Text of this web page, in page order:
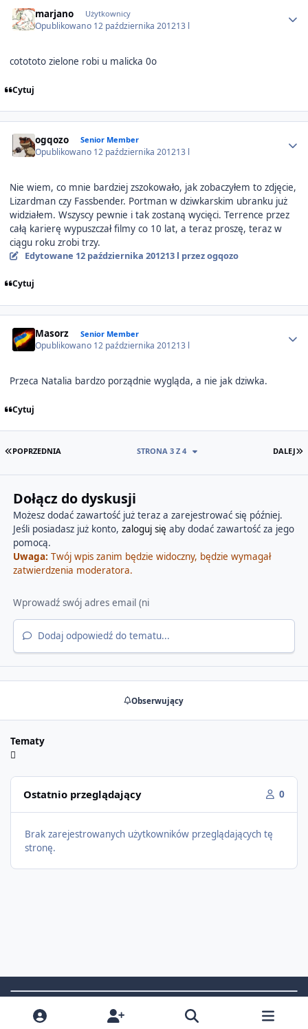
marjano Użytkownicy
Opublikowano 12 października 201213 l
cotototo zielone robi u malicka 0o
Cytuj
ogqozo Senior Member
Opublikowano 12 października 201213 l
Nie wiem, co mnie bardziej zszokowało, jak zobaczyłem to zdjęcie,
Lizardman czy Fassbender. Portman w dziwkarskim ubranku już
widziałem. Wszyscy pewnie i tak zostaną wycięci. Terrence przez
całą karierę wypuszczał filmy co 10 lat, a teraz proszę, teraz w
ciągu roku zrobi trzy.
Edytowane 12 października 201213 l przez ogqozo
Cytuj
Masorz Senior Member
Opublikowano 12 października 201213 l
Przeca Natalia bardzo porządnie wygląda, a nie jak dziwka.
Cytuj
PIERWSZA STRONA
POPRZEDNIA DALEJ
STRONA 3 Z 4
Dołącz do dyskusji
Możesz dodać zawartość już teraz a zarejestrować się później.
Jeśli posiadasz już konto, zaloguj się aby dodać zawartość za jego
pomocą.
Uwaga: Twój wpis zanim będzie widoczny, będzie wymagał
zatwierdzenia moderatora.
Dodaj odpowiedź do tematu...
Obserwujący
Tematy
Ostatnio przeglądający 0
Brak zarejestrowanych użytkowników przeglądających tę
stronę.
Light ModeDark ModeSystem Preference
t